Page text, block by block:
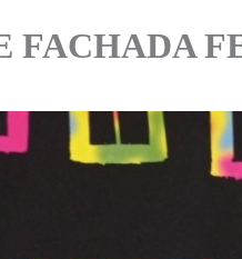
FACHADA